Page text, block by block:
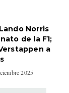
Norris
de la F1;
a
2025